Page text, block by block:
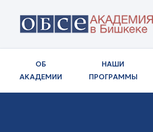
ОБ
АКАДЕМИИ
НАШИ
ПРОГРАММЫ